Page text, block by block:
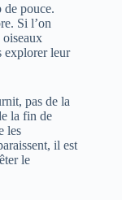
de pouce.
Si l’on
explorer leur
pas de la
la fin de
les
il est
le